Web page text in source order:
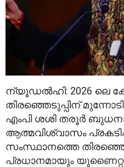
ന്യൂഡൽഹി: 2026 ലെ
തിരഞ്ഞെടുപ്പിന്
എംപി ശശി തരൂർ
ആത്മവിശ്വാസം
സംസ്ഥാനത്തെ
പ്രധാനമായും